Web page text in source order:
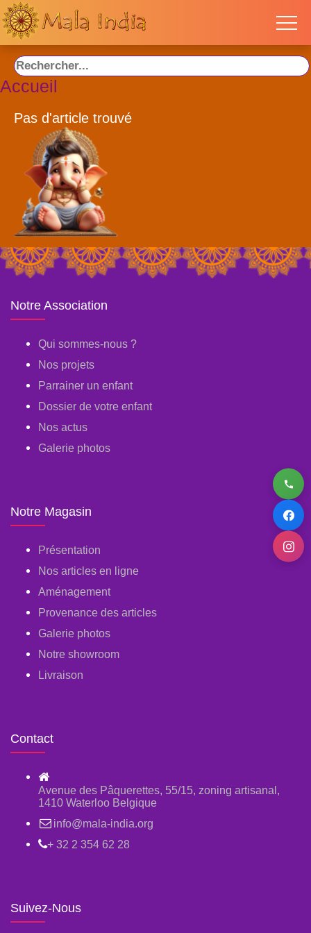
Accueil
Pas d'article trouvé
Notre Association
Qui sommes-nous ?
Nos projets
Parrainer un enfant
Dossier de votre enfant
Nos actus
Galerie photos
Notre Magasin
Présentation
Nos articles en ligne
Aménagement
Provenance des articles
Galerie photos
Notre showroom
Livraison
Contact
Avenue des Pâquerettes, 55/15, zoning artisanal,
1410 Waterloo Belgique
info@mala-india.org
+ 32 2 354 62 28
Suivez-Nous